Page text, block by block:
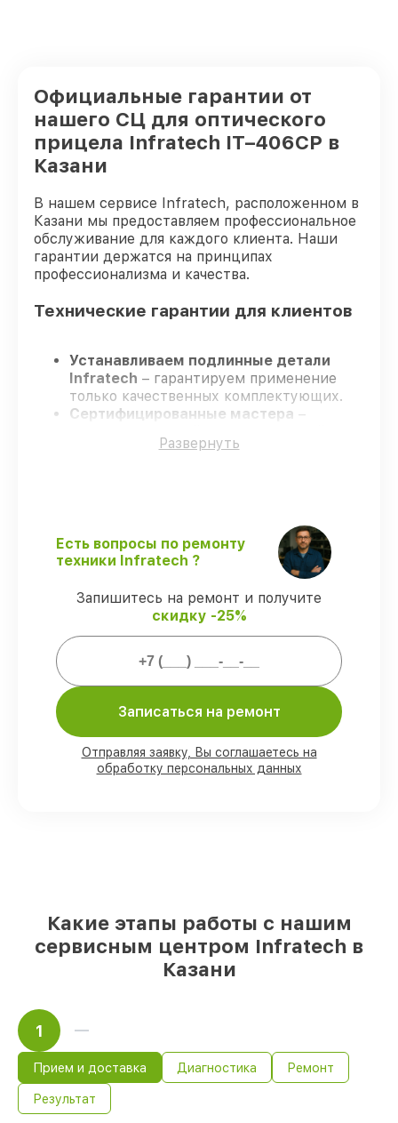
Официальные гарантии от
нашего СЦ для оптического
прицела Infratech IT–406СP в
Казани
В нашем сервисе Infratech, расположенном в
Казани мы предоставляем профессиональное
обслуживание для каждого клиента. Наши
гарантии держатся на принципах
профессионализма и качества.
Технические гарантии для клиентов
Устанавливаем подлинные детали
Infratech – гарантируем применение
только качественных комплектующих.
Сертифицированные мастера –
навыков, что подтверждает уровень их
Официальная гарантия
– все все виды
ремонта защищены сервисной
Мы гарантируем:
присутствии
запчастей Infratech есть в наличии
в мастерской или на складе в Казани,
остальные доставляются быстро
Оригинальные комплектующие
Развернуть
Есть вопросы по ремонту
техники Infratech ?
Запишитесь на ремонт и получите
скидку -25%
Записаться на ремонт
Отправляя заявку, Вы соглашаетесь на
обработку персональных данных
Какие этапы работы с нашим
сервисным центром Infratech в
Казани
1
Прием и доставка Диагностика Ремонт
Результат